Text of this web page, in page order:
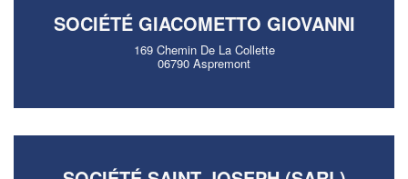
SOCIÉTÉ GIACOMETTO GIOVANNI
169 Chemin De La Collette
06790 Aspremont